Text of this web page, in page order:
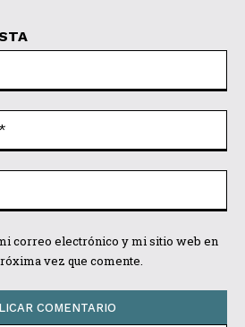
correo electrónico y mi sitio web en
vez que comente.